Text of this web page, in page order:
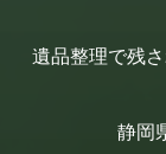
遺品整理で残
静岡